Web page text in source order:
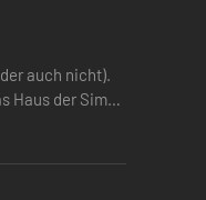
auch nicht).
Haus der Sims